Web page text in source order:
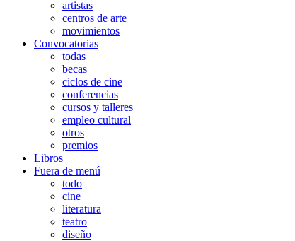
artistas
centros de arte
movimientos
Convocatorias
todas
becas
ciclos de cine
conferencias
cursos y talleres
empleo cultural
otros
premios
Libros
Fuera de menú
todo
cine
literatura
teatro
diseño